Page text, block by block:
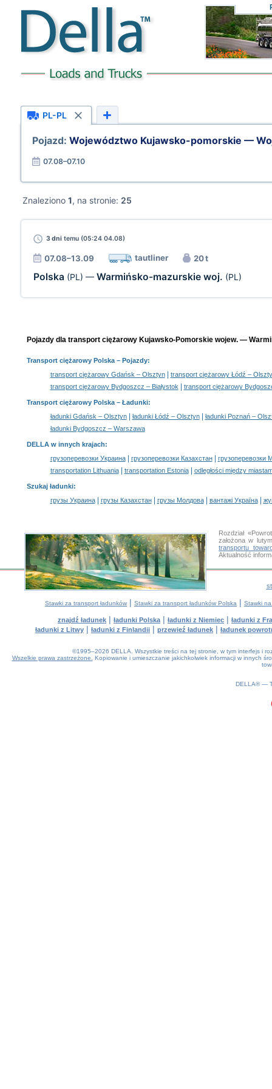
PL-PL
Pojazd: Województwo Kujawsko-pomorskie —
07.08–07.10
Znaleziono 1, na stronie: 25
3 dni temu (05:24 04.08)
07.08–13.09 tautliner 20 t
Polska (PL) — Warmińsko-mazurskie woj. (PL)
Pojazdy dla transport ciężarowy Kujawsko-Pomorskie wojew. —
Transport ciężarowy Polska– Pojazdy:
transport ciężarowy Gdańsk – Olsztyn|
transport ciężarowy Łódź –
transport ciężarowy Bydgoszcz – Białystok| transport ciężarowy
Transport ciężarowy Polska – Ładunki:
ładunki Gdańsk – Olsztyn| ładunki Łódź – Olsztyn|
ładunki Poznań –
ładunki Bydgoszcz – Warszawa
DELLA w innych krajach:
грузоперевозки Украина| грузоперевозки Казахстан|
грузоперевозки
transportation Lithuania| transportation Estonia| odległości między
Szukaj ładunki:
грузы Украина| грузы Казахстан| грузы Молдова| вантажі Україна|
Rozdział
założona w
transportu
Aktualność
Stawki za transport ładunków | Stawki za transport ładunków Polska | Stawki
znajdź ładunek | ładunki Polska | ładunki z Niemiec | ładunki z
ładunki z Litwy | ładunki z Finlandii | przewieź ładunek | ładunek
©1995–2026 DELLA. Wszystkie treści na tej stronie, w tym interfejs i
Wszelkie prawa zastrzeżone.
Kopiowanie i umieszczanie jakichkolwiek informacji w innych
DELLA® —